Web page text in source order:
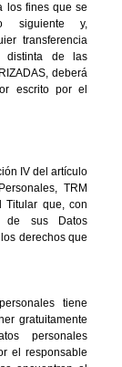
los fines que se
siguiente y,
transferencia
distinta de las
deberá
escrito por el
IV del artículo
TRM
Titular que, con
de sus Datos
derechos que
tiene
gratuitamente
personales
el responsable